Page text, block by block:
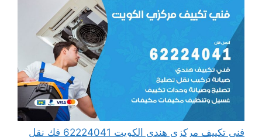
فني تكييف مركزي هندي الكويت 62224041 فك نقل